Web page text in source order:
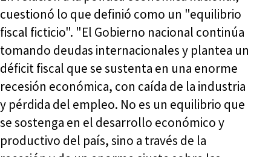
cuestionó lo que definió como un "equilibrio
fiscal ficticio". "El Gobierno nacional continúa
tomando deudas internacionales y plantea un
déficit fiscal que se sustenta en una enorme
recesión económica, con caída de la industria
y pérdida del empleo. No es un equilibrio que
se sostenga en el desarrollo económico y
productivo del país, sino a través de la